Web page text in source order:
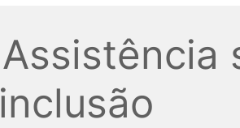
Assistência
inclusão